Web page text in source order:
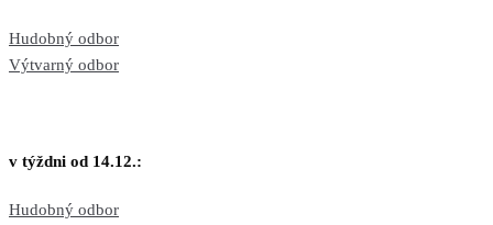
Hudobný odbor
Výtvarný odbor
v týždni od 14.12.:
Hudobný odbor